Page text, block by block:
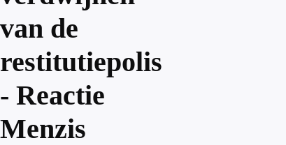
van de
restitutiepolis
- Reactie
Menzis